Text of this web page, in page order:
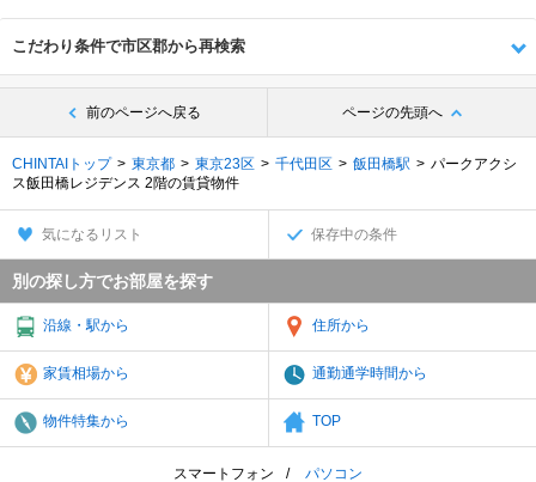
こだわり条件で市区郡から再検索
前のページへ戻る ページの先頭へ
CHINTAIトップ 東京都 東京23区 千代田区 飯田橋駅
パークアクシ
ス飯田橋レジデンス 2階の賃貸物件
気になるリスト 保存中の条件
別の探し方でお部屋を探す
沿線・駅から 住所から
家賃相場から 通勤通学時間から
物件特集から TOP
スマートフォン パソコン